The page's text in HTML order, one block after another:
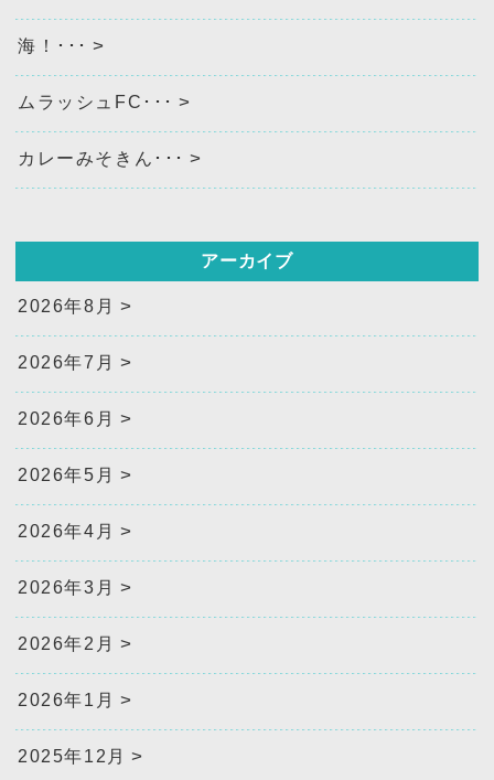
海！･･･
ムラッシュFC･･･
カレーみそきん･･･
アーカイブ
2026年8月
2026年7月
2026年6月
2026年5月
2026年4月
2026年3月
2026年2月
2026年1月
2025年12月